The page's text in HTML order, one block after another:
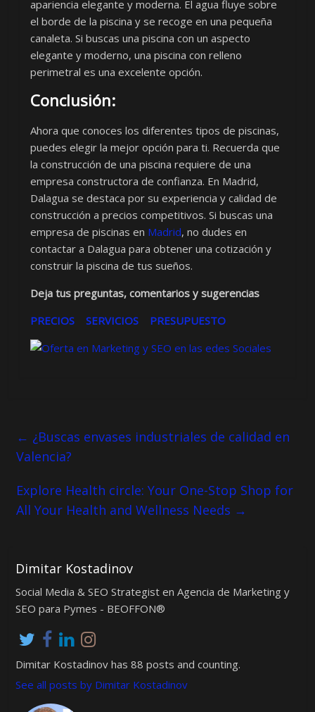
apariencia elegante y moderna. El agua fluye sobre
el borde de la piscina y se recoge en una pequeña
canaleta. Si buscas una piscina con un aspecto
elegante y moderno, una piscina con relleno
perimetral es una excelente opción.
Conclusión:
Ahora que conoces los diferentes tipos de piscinas,
puedes elegir la mejor opción para ti. Recuerda que
la construcción de una piscina requiere de una
empresa constructora de confianza. En Madrid,
Dalagua se destaca por su experiencia y calidad de
construcción a precios competitivos. Si buscas una
empresa de piscinas en Madrid, no dudes en
contactar a Dalagua para obtener una cotización y
construir la piscina de tus sueños.
Deja tus preguntas, comentarios y sugerencias
PRECIOS
SERVICIOS PRESUPUESTO
← ¿Buscas envases industriales de calidad en
Valencia?
Explore Health circle: Your One-Stop Shop for
All Your Health and Wellness Needs →
Dimitar Kostadinov
Social Media & SEO Strategist en Agencia de Marketing y
SEO para Pymes - BEOFFON®
Dimitar Kostadinov has 88 posts and counting.
See all posts by Dimitar Kostadinov